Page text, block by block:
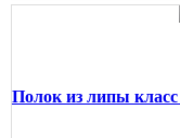
Полок из липы